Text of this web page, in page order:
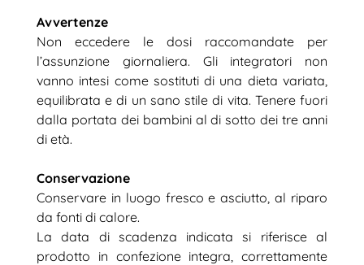
Avvertenze
Non eccedere le dosi raccomandate per
l’assunzione giornaliera. Gli integratori non
vanno intesi come sostituti di una dieta variata,
equilibrata e di un sano stile di vita. Tenere fuori
dalla portata dei bambini al di sotto dei tre anni
di età.
Conservazione
Conservare in luogo fresco e asciutto, al riparo
da fonti di calore.
La data di scadenza indicata si riferisce al
prodotto in confezione integra, correttamente